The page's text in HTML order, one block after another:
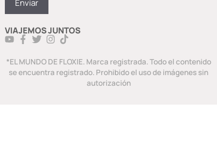
VIAJEMOS JUNTOS
*EL MUNDO DE FLOXIE. Marca registrada. Todo el contenido
se encuentra registrado. Prohibido el uso de imágenes sin
autorización